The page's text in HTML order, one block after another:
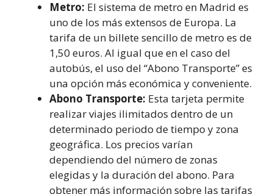
Metro: El sistema de metro en Madrid es
uno de los más extensos de Europa. La
tarifa de un billete sencillo de metro es de
1,50 euros. Al igual que en el caso del
autobús, el uso del “Abono Transporte” es
una opción más económica y conveniente.
Abono Transporte: Esta tarjeta permite
realizar viajes ilimitados dentro de un
determinado periodo de tiempo y zona
geográfica. Los precios varían
dependiendo del número de zonas
elegidas y la duración del abono. Para
obtener más información sobre las tarifas